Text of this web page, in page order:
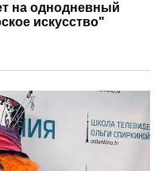
на однодневный
искусство"